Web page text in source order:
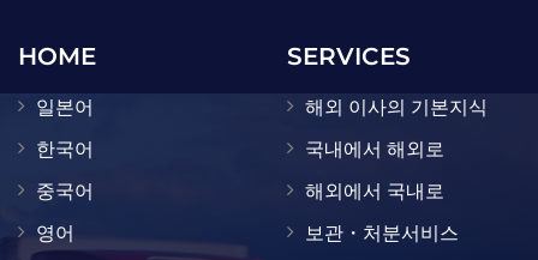
HOME
일본어
한국어
중국어
영어
SERVICES
해외 이사의 기본지식
국내에서 해외로
해외에서 국내로
보관・처분서비스